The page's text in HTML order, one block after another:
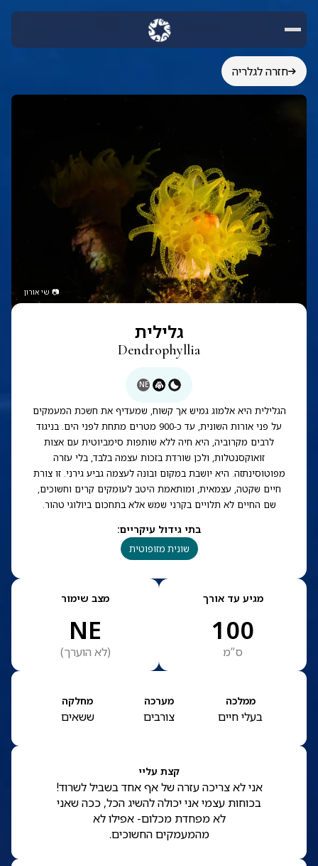
חזרה לגלריה
📷 שי אורון
גלילית
Dendrophyllia
NE
הגלילית היא אלמוג גמיש אך קשוח, שמעדיף את חשכת המעמקים
על פני אורות השונית, עד כ-900 מטרים מתחת לפני הים. בניגוד
לרבים מקרוביה, היא חיה ללא שותפות סימביוטית עם אצות
זואוקסנטלות, ולכן שורדת בזכות עצמה בלבד, בלי עזרה
מפוטוסינתזה. היא יושבת במקום ובונה לעצמה גביע גירני. זו צורת
חיים שקטה, עצמאית, ומותאמת היטב לעומקים קרים וחשוכים,
שם החיים לא תלויים בקרני שמש אלא בתחכום ביולוגי טהור.
בתי גידול עיקריים:
שונית מזופוטית
מגיע עד אורך
100
ס”מ
מצב שימור
NE
(לא הוערך)
ממלכה
בעלי חיים
מערכה
צורבים
מחלקה
ששאים
קצת עליי
אני לא צריכה עזרה של אף אחד בשביל לשרוד!
בכוחות עצמי אני יכולה להשיג הכל, ככה שאני
לא מפחדת מכלום- אפילו לא
מהמעמקים החשוכים.